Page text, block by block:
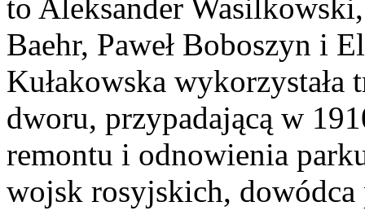
to Aleksander
Baehr, Paweł Boboszyn i
Kułakowska wykorzystała
dworu, przypadającą w
remontu i odnowienia
wojsk rosyjskich, dowódca